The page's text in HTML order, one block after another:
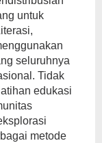
untuk
seluruhnya
Tidak
edukasi
metode